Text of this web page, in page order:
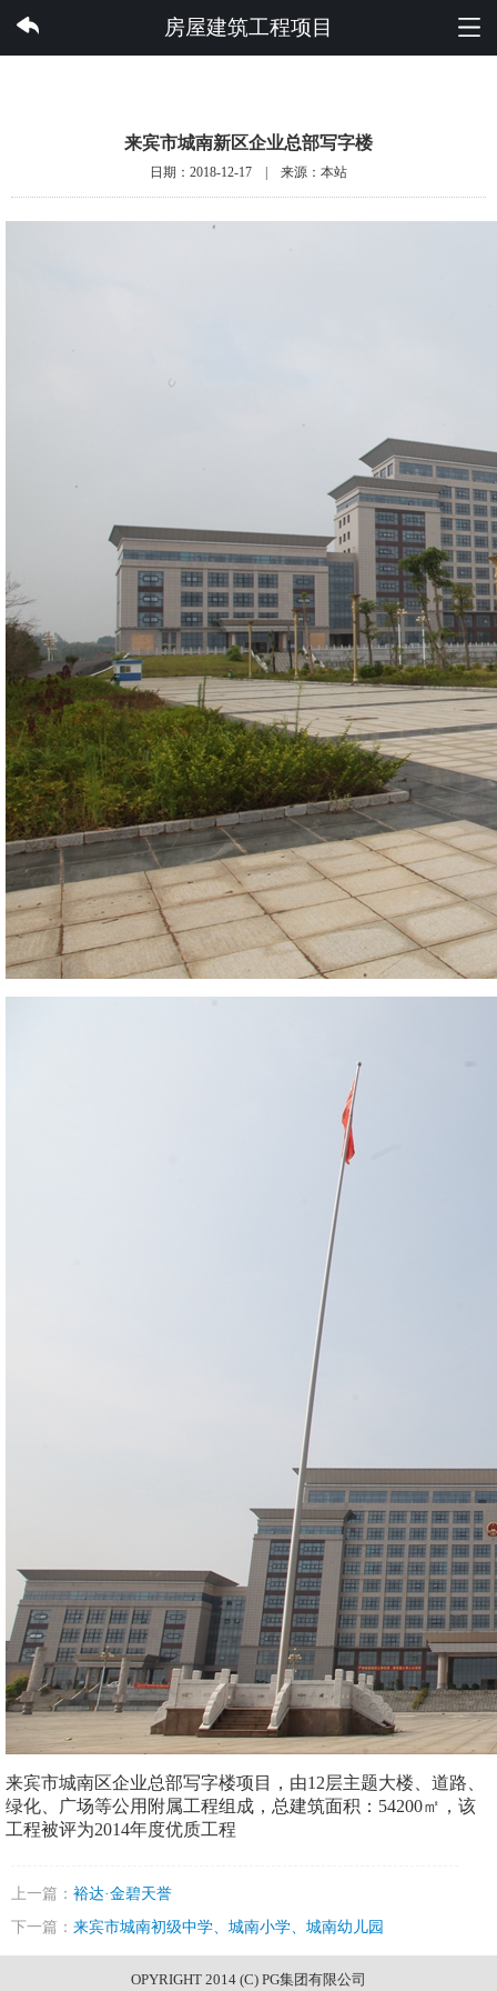
PG集团有限公司
房屋建筑工程项目
来宾市城南新区企业总部写字楼
日期：2018-12-17 | 来源：本站
来宾市城南区企业总部写字楼项目，由12层主题大楼、道路、
绿化、广场等公用附属工程组成，总建筑面积： 54200㎡，该
工程被评为2014年度优质工程
上一篇： 裕达·金碧天誉
下一篇： 来宾市城南初级中学、城南小学、城南幼儿园
OPYRIGHT 2014 (C) PG集团有限公司